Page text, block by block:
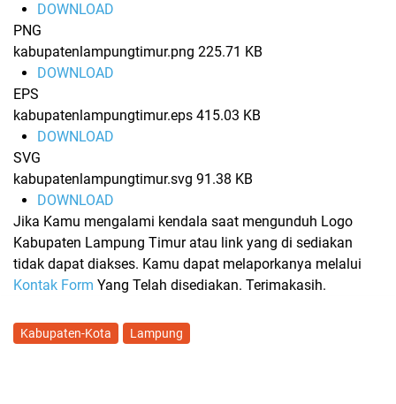
DOWNLOAD
PNG
kabupatenlampungtimur.png 225.71 KB
DOWNLOAD
EPS
kabupatenlampungtimur.eps 415.03 KB
DOWNLOAD
SVG
kabupatenlampungtimur.svg 91.38 KB
DOWNLOAD
Jika Kamu mengalami kendala saat mengunduh Logo
Kabupaten Lampung Timur atau link yang di sediakan
tidak dapat diakses. Kamu dapat melaporkanya melalui
Kontak Form Yang Telah disediakan. Terimakasih.
Kabupaten-Kota Lampung